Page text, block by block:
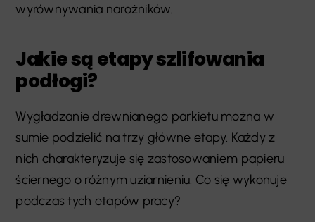
wyrównywania narożników.
Jakie są etapy szlifowania
podłogi?
Wygładzanie drewnianego parkietu można w
sumie podzielić na trzy główne etapy. Każdy z
nich charakteryzuje się zastosowaniem papieru
ściernego o różnym uziarnieniu. Co się wykonuje
podczas tych etapów pracy?